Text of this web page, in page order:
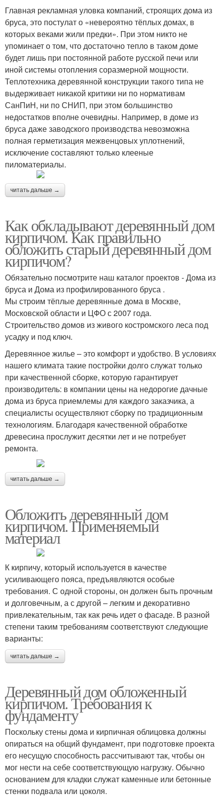
Главная рекламная уловка компаний, строящих дома из
бруса, это постулат о «невероятно тёплых домах, в
которых веками жили предки». При этом никто не
упоминает о том, что достаточно тепло в таком доме
будет лишь при постоянной работе русской печи или
иной системы отопления соразмерной мощности.
Теплотехника деревянной конструкции такого типа не
выдерживает никакой критики ни по нормативам
СанПиН, ни по СНИП, при этом большинство
недостатков вполне очевидны. Например, в доме из
бруса даже заводского производства невозможна
полная герметизация межвенцовых уплотнений,
исключение составляют только клееные
пиломатериалы.
читать дальше →
Как обкладывают деревянный дом
кирпичом. Как правильно
обложить старый деревянный дом
кирпичом?
Обязательно посмотрите наш каталог проектов - Дома из
бруса и Дома из профилированного бруса .
Мы строим тёплые деревянные дома в Москве,
Московской области и ЦФО с 2007 года.
Строительство домов из живого костромского леса под
усадку и под ключ.
Деревянное жилье – это комфорт и удобство. В условиях
нашего климата такие постройки долго служат только
при качественной сборке, которую гарантирует
производитель: в компании цены на недорогие дачные
дома из бруса приемлемы для каждого заказчика, а
специалисты осуществляют сборку по традиционным
технологиям. Благодаря качественной обработке
древесина прослужит десятки лет и не потребует
ремонта.
читать дальше →
Обложить деревянный дом
кирпичом. Применяемый
материал
К кирпичу, который используется в качестве
усиливающего пояса, предъявляются особые
требования. С одной стороны, он должен быть прочным
и долговечным, а с другой – легким и декоративно
привлекательным, так как речь идет о фасаде. В разной
степени таким требованиям соответствуют следующие
варианты:
читать дальше →
Деревянный дом обложенный
кирпичом. Требования к
фундаменту
Поскольку стены дома и кирпичная облицовка должны
опираться на общий фундамент, при подготовке проекта
его несущую способность рассчитывают так, чтобы он
мог нести на себе соответствующую нагрузку. Обычно
основанием для кладки служат каменные или бетонные
стенки подвала или цоколя.